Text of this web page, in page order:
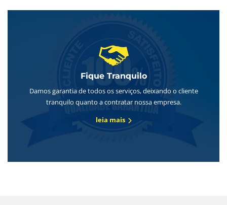
Fique Tranquilo
Damos garantia de todos os serviços, deixando o cliente
tranquilo quanto a contratar nossa empresa.
leia mais